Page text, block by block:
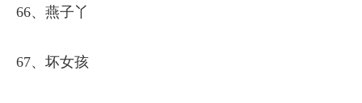
66、燕子丫
67、坏女孩